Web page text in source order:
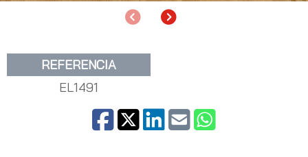
AnteriorSiguiente
REFERENCIA
EL1491